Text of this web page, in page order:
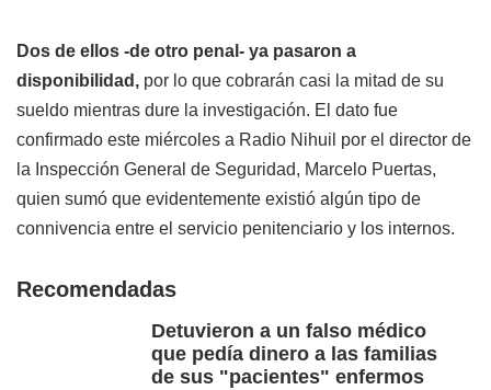
Dos de ellos -de otro penal- ya pasaron a
disponibilidad, por lo que cobrarán casi la mitad de su
sueldo mientras dure la investigación. El dato fue
confirmado este miércoles a Radio Nihuil por el director de
la Inspección General de Seguridad, Marcelo Puertas,
quien sumó que evidentemente existió algún tipo de
connivencia entre el servicio penitenciario y los internos.
Recomendadas
Detuvieron a un falso médico
que pedía dinero a las familias
de sus "pacientes" enfermos